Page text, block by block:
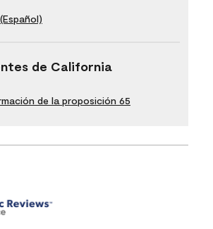
de California
de la proposición 65